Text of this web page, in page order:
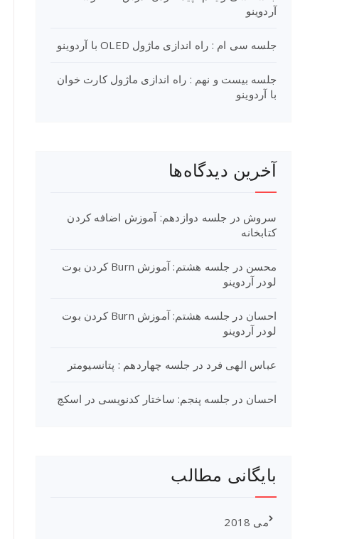
آردوینو
جلسه سی ام : راه اندازی ماژول OLED با آردوینو
جلسه بیست و نهم : راه اندازی ماژول کارت خوان
با آردوینو
آخرین دیدگاه‌ها
سروش در جلسه دوازدهم: آموزش اضافه کردن
کتابخانه
محسن در
جلسه هشتم: آموزش Burn کردن بوت
لودر آردوینو
احسان در
جلسه هشتم: آموزش Burn کردن بوت
لودر آردوینو
عباس الهی فرد در جلسه چهاردهم : پتانسیومتر
احسان در جلسه پنجم: ساختار کدنویسی در اسکچ
بایگانی مطالب
می 2018